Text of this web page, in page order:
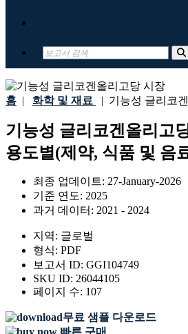
홈 | 화학 및 재료 | 기능성 글리코
기능성 글리코겐올리고
용도별(제약, 식품 및 음
최종 업데이트: 27-January-2026
기준 연도: 2025
과거 데이터: 2021 - 2024
지역: 글로벌
형식: PDF
보고서 ID: GGI104749
SKU ID: 26044105
페이지 수: 107
무료 샘플 다운로드